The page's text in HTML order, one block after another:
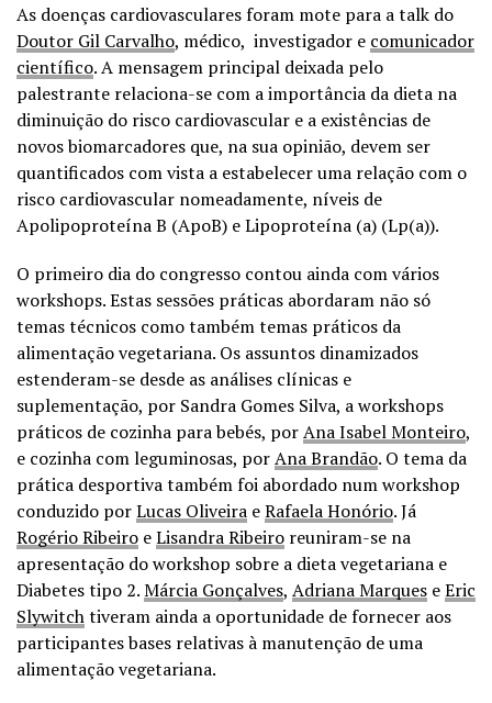
As doenças cardiovasculares foram mote para a talk do
Doutor Gil Carvalho, médico, investigador e comunicador
científico. A mensagem principal deixada pelo
palestrante relaciona-se com a importância da dieta na
diminuição do risco cardiovascular e a existências de
novos biomarcadores que, na sua opinião, devem ser
quantificados com vista a estabelecer uma relação com o
risco cardiovascular nomeadamente, níveis de
Apolipoproteína B (ApoB) e Lipoproteína (a) (Lp(a)).
O primeiro dia do congresso contou ainda com vários
workshops. Estas sessões práticas abordaram não só
temas técnicos como também temas práticos da
alimentação vegetariana. Os assuntos dinamizados
estenderam-se desde as análises clínicas e
suplementação, por Sandra Gomes Silva, a workshops
práticos de cozinha para bebés, porAna Isabel Monteiro,
e cozinha com leguminosas, porAna Brandão. O tema da
prática desportiva também foi abordado num workshop
conduzido porLucas Oliveira eRafaela Honório. Já
Rogério Ribeiro eLisandra Ribeiro reuniram-se na
apresentação do workshop sobre a dieta vegetariana e
Diabetes tipo 2.Márcia Gonçalves, Adriana Marques eEric
Slywitchtiveram ainda a oportunidade de fornecer aos
participantes bases relativas à manutenção de uma
alimentação vegetariana.